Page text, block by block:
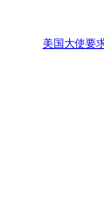
美国大使要